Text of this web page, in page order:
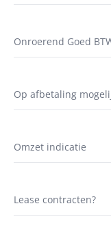
Onroerend Goed
Op afbetaling
Omzet indicatie
Lease contracten?